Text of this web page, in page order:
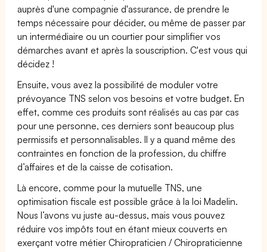
auprès d'une compagnie d'assurance, de prendre le
temps nécessaire pour décider, ou même de passer par
un intermédiaire ou un courtier pour simplifier vos
démarches avant et après la souscription. C'est vous qui
décidez !
Ensuite, vous avez la possibilité de moduler votre
prévoyance TNS selon vos besoins et votre budget. En
effet, comme ces produits sont réalisés au cas par cas
pour une personne, ces derniers sont beaucoup plus
permissifs et personnalisables. Il y a quand même des
contraintes en fonction de la profession, du chiffre
d’affaires et de la caisse de cotisation.
Là encore, comme pour la mutuelle TNS, une
optimisation fiscale est possible grâce à la loi Madelin.
Nous l’avons vu juste au-dessus, mais vous pouvez
réduire vos impôts tout en étant mieux couverts en
exerçant votre métier Chiropraticien / Chiropraticienne